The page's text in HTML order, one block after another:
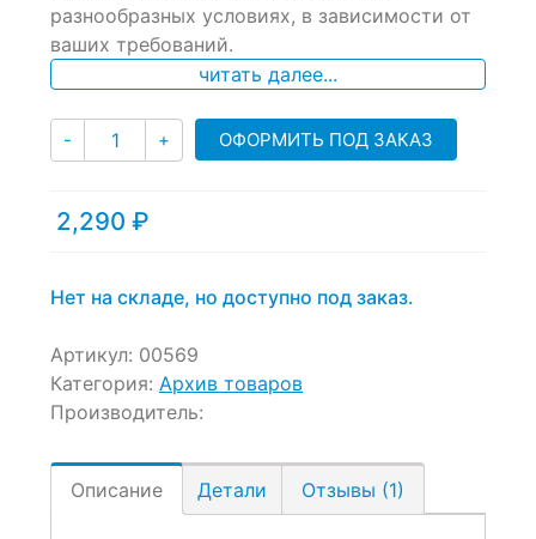
разнообразных условиях, в зависимости от
ваших требований.
читать далее...
- Количество
+ ОФОРМИТЬ ПОД ЗАКАЗ
2,290 ₽
Нет на складе, но доступно под заказ.
Артикул: 00569
Категория: Архив товаров
Производитель:
Описание Детали Отзывы (1)